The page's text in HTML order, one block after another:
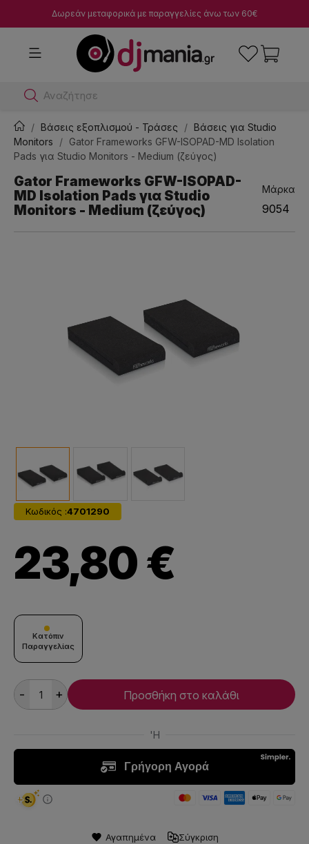
Δωρεάν μεταφορικά με παραγγελίες άνω των 60€
Αναζήτησε dj μίκ
Βάσεις εξοπλισμού - Τράσες
Βάσεις για Studio
Monitors
Gator Frameworks GFW-ISOPAD-MD Isolation
Pads για Studio Monitors - Medium (ζεύγος)
Gator Frameworks GFW-ISOPAD-
MD Isolation Pads για Studio
Monitors - Medium (ζεύγος)
Μάρκα
9054
Κωδικός :4701290
23,80 €
Κατόπιν
Παραγγελίας
- + Προσθήκη στο καλάθι
Αγαπημένα Σύγκριση